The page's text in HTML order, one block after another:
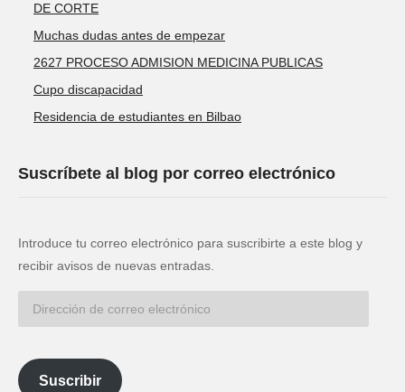
DE CORTE
Muchas dudas antes de empezar
2627 PROCESO ADMISION MEDICINA PUBLICAS
Cupo discapacidad
Residencia de estudiantes en Bilbao
Suscríbete al blog por correo electrónico
Introduce tu correo electrónico para suscribirte a este blog y
recibir avisos de nuevas entradas.
Dirección
de
electrónico
Suscribir